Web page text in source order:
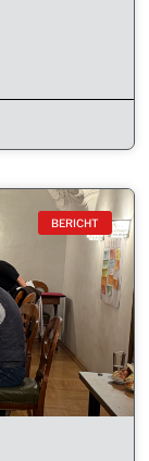
BERICHT